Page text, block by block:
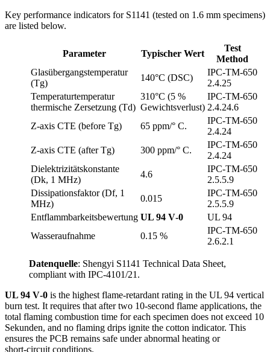
Key performance indicators for S1141 (tested on 1.6 mm specimens)
are listed below.
Parameter Typischer Wert
Test
Method
Glasübergangstemperatur
(Tg)
140°C (DSC)
IPC‑TM‑650
2.4.25
Temperaturtemperatur
thermische Zersetzung (Td)
310°C (5 %
Gewichtsverlust)
IPC‑TM‑650
2.4.24.6
Z‑axis CTE (before Tg) 65 ppm/° C.
IPC‑TM‑650
2.4.24
Z‑axis CTE (after Tg) 300 ppm/° C.
IPC‑TM‑650
2.4.24
Dielektrizitätskonstante
(Dk, 1 MHz)
4.6
IPC‑TM‑650
2.5.5.9
Dissipationsfaktor (Df, 1
MHz)
0.015
IPC‑TM‑650
2.5.5.9
Entflammbarkeitsbewertung UL 94 V‑0
UL 94
Wasseraufnahme
0.15 %
IPC‑TM‑650
2.6.2.1
Datenquelle: Shengyi S1141 Technical Data Sheet,
compliant with IPC‑4101/21 .
UL 94 V‑0 is the highest flame‑retardant rating in the UL 94 vertical
burn test. It requires that after two 10‑second flame applications, the
total flaming combustion time for each specimen does not exceed 10
Sekunden, and no flaming drips ignite the cotton indicator. This
ensures the PCB remains safe under abnormal heating or
short‑circuit conditions.